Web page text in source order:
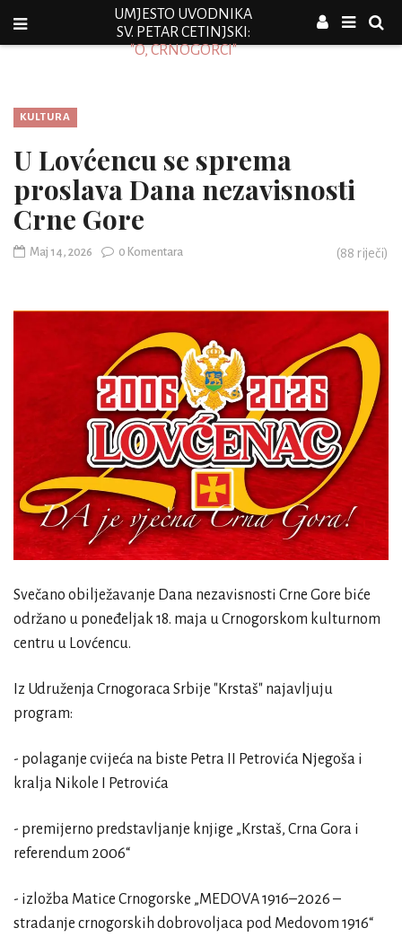
UMJESTO UVODNIKA
SV. PETAR CETINJSKI:
"O, CRNOGORCI"
KULTURA
U Lovćencu se sprema
proslava Dana nezavisnosti
Crne Gore
Maj 14, 2026 0 Komentara (88 riječi)
Svečano obilježavanje Dana nezavisnosti Crne Gore biće
održano u poneđeljak 18. maja u Crnogorskom kulturnom
centru u Lovćencu.
Iz Udruženja Crnogoraca Srbije "Krstaš" najavljuju
program:
- polaganje cvijeća na biste Petra II Petrovića Njegoša i
kralja Nikole I Petrovića
- premijerno predstavljanje knjige „Krstaš, Crna Gora i
referendum 2006“
- izložba Matice Crnogorske „MEDOVA 1916–2026 –
stradanje crnogorskih dobrovoljaca pod Medovom 1916“